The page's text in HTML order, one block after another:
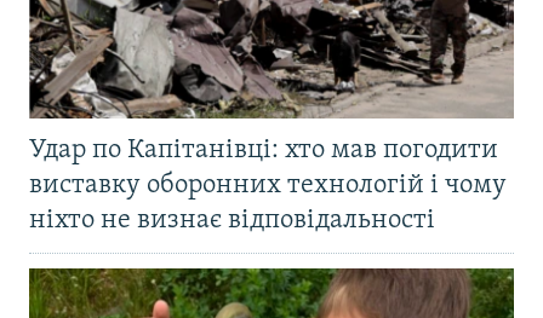
Удар по Капітанівці: хто мав погодити
виставку оборонних технологій і чому
ніхто не визнає відповідальності